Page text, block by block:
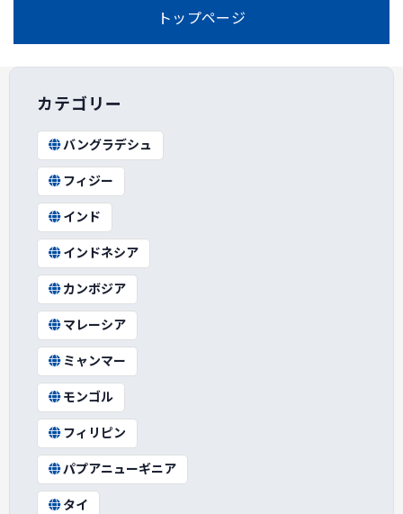
トップページ
カテゴリー
バングラデシュ
フィジー
インド
インドネシア
カンボジア
マレーシア
ミャンマー
モンゴル
フィリピン
パプアニューギニア
タイ